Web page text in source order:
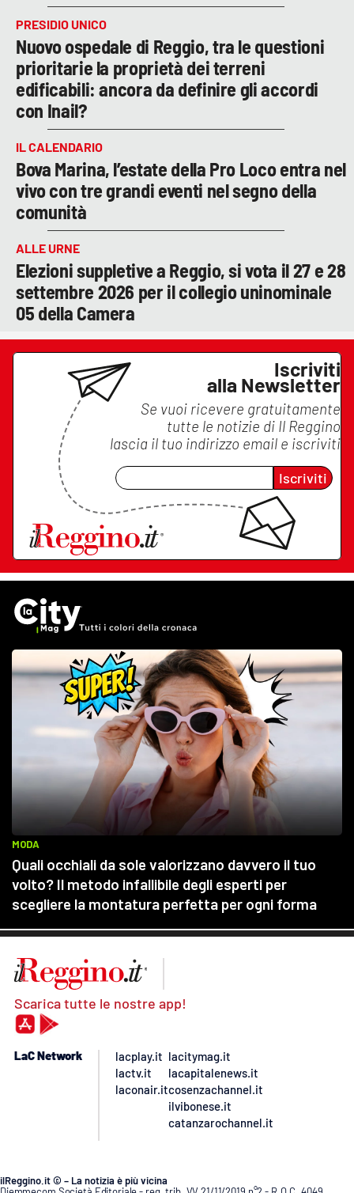
PRESIDIO UNICO
Nuovo ospedale di Reggio, tra le questioni
prioritarie la proprietà dei terreni
edificabili: ancora da definire gli accordi
con Inail?
IL CALENDARIO
Bova Marina, l’estate della Pro Loco entra nel
vivo con tre grandi eventi nel segno della
comunità
ALLE URNE
Elezioni suppletive a Reggio, si vota il 27 e 28
settembre 2026 per il collegio uninominale
05 della Camera
Iscriviti
alla Newsletter
Se vuoi ricevere gratuitamente
tutte le notizie di Il Reggino
lascia il tuo indirizzo email e iscriviti
Iscriviti
Scarica tutte le nostre app!
LaC Network
lacplay.it
lactv.it
laconair.it
lacitymag.it
lacapitalenews.it
cosenzachannel.it
ilvibonese.it
catanzarochannel.it
ilReggino.it © – La notizia è più vicina